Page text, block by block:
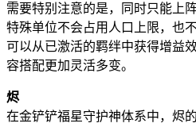
需要特别注意的是，同时只能上
特殊单位不会占用人口上限，也
可以从已激活的羁绊中获得增益
容搭配更加灵活多变。
烬
在金铲铲福星守护神体系中，烬